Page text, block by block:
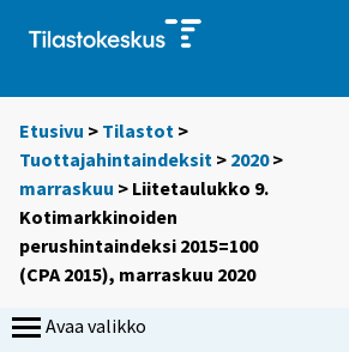
Etusivu > Tilastot >
Tuottajahintaindeksit > 2020>
marraskuu > Liitetaulukko 9.
Kotimarkkinoiden
perushintaindeksi 2015=100
(CPA 2015), marraskuu 2020
Avaa valikko